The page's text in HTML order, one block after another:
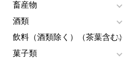
畜産物
酒類
飲料（酒類除く）（茶葉含む）
菓子類